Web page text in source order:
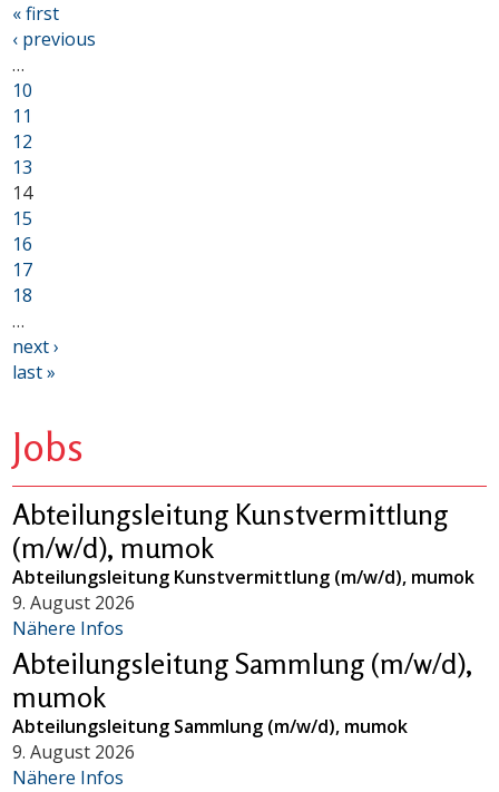
« first
‹ previous
…
10
11
12
13
14
15
16
17
18
…
next ›
last »
Jobs
Abteilungsleitung Kunstvermittlung
(m/w/d), mumok
Abteilungsleitung Kunstvermittlung (m/w/d), mumok
9. August 2026
Nähere Infos
Abteilungsleitung Sammlung (m/w/d),
mumok
Abteilungsleitung Sammlung (m/w/d), mumok
9. August 2026
Nähere Infos